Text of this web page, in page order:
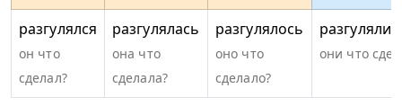
разгулялся
он что
сделал?
разгулялась
она что
сделала?
разгулялось
оно что
сделало?
они что